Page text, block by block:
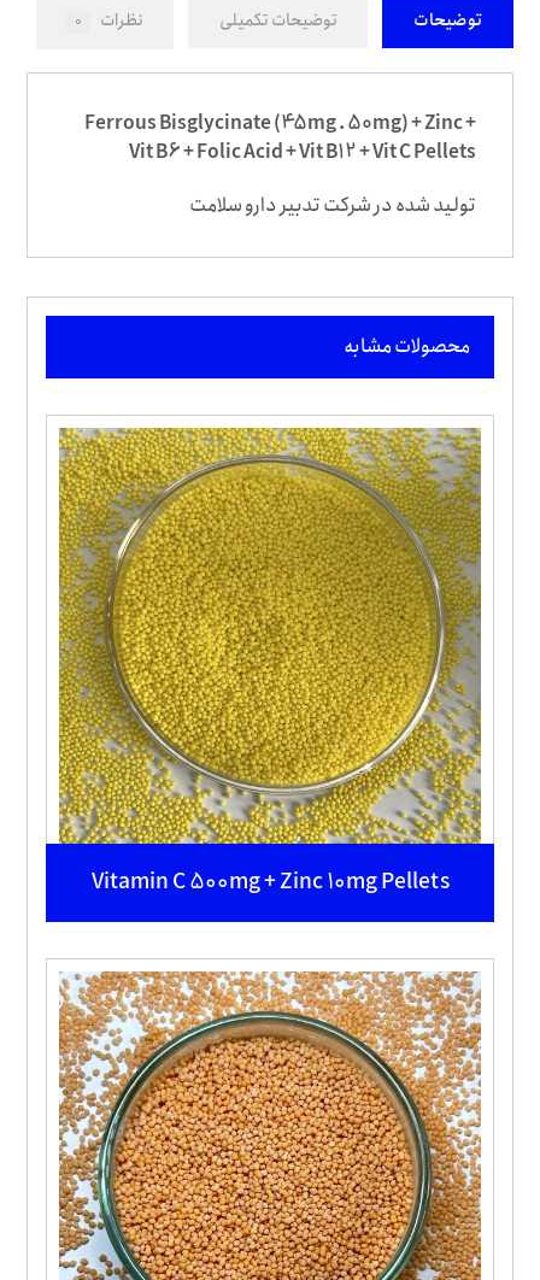
توضیحات توضیحات تکمیلی نظرات 0
Ferrous Bisglycinate (45mg . 50mg) + Zinc +
Vit B6 + Folic Acid + Vit B12 + Vit C Pellets
تولید شده در شرکت تدبیر دارو سلامت
محصولات مشابه
Vitamin C 500mg + Zinc 10mg Pellets